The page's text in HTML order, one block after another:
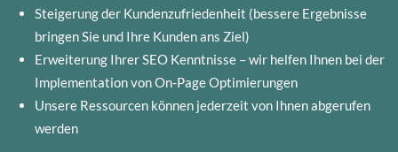
Steigerung der Kundenzufriedenheit (bessere Ergebnisse
bringen Sie und Ihre Kunden ans Ziel)
Erweiterung Ihrer SEO Kenntnisse – wir helfen Ihnen bei der
Implementation von On-Page Optimierungen
Unsere Ressourcen können jederzeit von Ihnen abgerufen
werden